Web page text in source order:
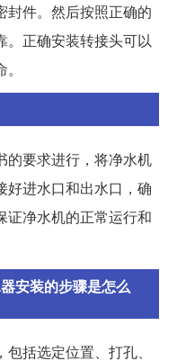
封件。然后按照正确的
。正确安装转接头可以
的要求进行，将净水机
好进水口和出水口，确
证净水机的正常运行和
安装的步骤是怎么
括选定位置、打孔、